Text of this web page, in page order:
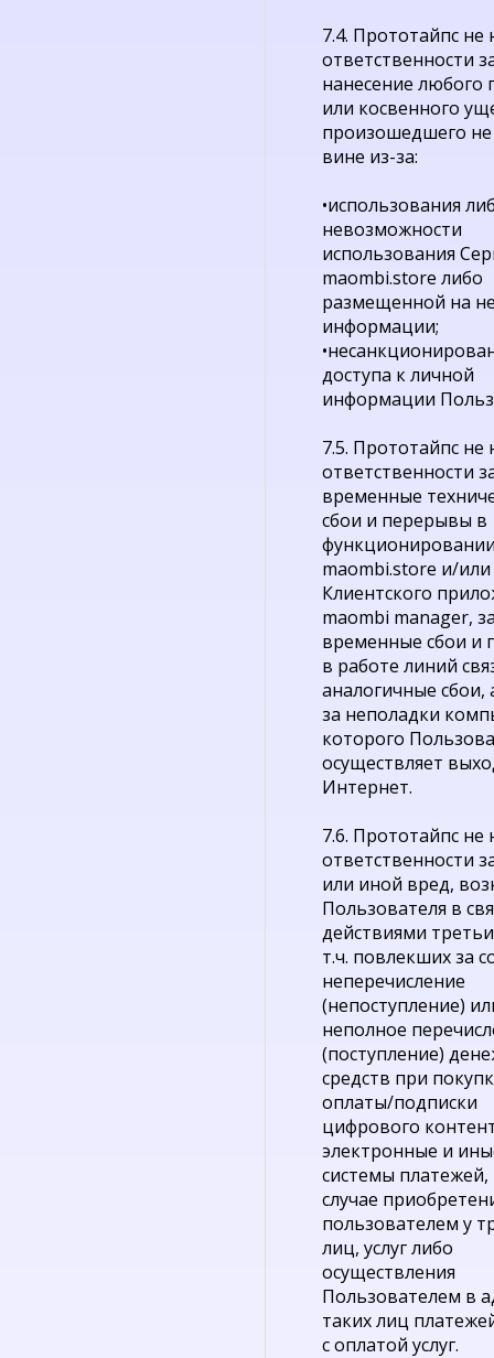
7.4. Прототайпс не
ответственности
нанесение любого
или косвенного
произошедшего не
вине из-за:
•использования
невозможности
использования
maombi.store либо
размещенной на
информации;
доступа к личной
информации
7.5. Прототайпс не
ответственности
временные
сбои и перерывы в
maombi.store и/или
Клиентского
maombi manager,
временные сбои и
в работе линий
аналогичные сбои,
за неполадки
которого
осуществляет
Интернет.
7.6. Прототайпс не
ответственности
или иной вред,
Пользователя в
действиями
т.ч. повлекших за
неперечисление
(непоступление)
неполное
(поступление)
средств при
оплаты/подписки
цифрового
электронные и
системы платежей,
случае
пользователем у
лиц, услуг либо
осуществления
Пользователем в
таких лиц
с оплатой услуг.